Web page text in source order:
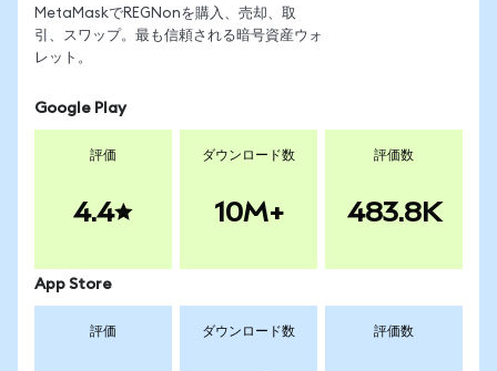
MetaMaskでREGNonを購入、売却、取
引、スワップ。最も信頼される暗号資産ウォ
レット。
Google Play
評価
4.4
ダウンロード数
10M+
評価数
483.8K
App Store
評価 ダウンロード数 評価数